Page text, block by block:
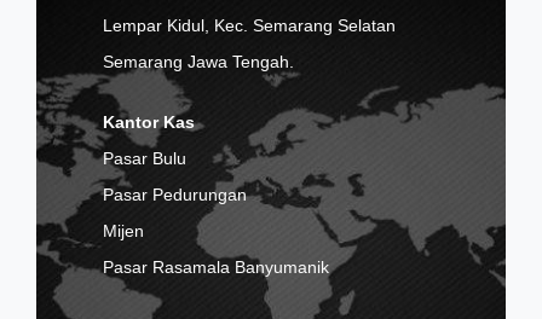
Lempar Kidul, Kec. Semarang Selatan
Semarang Jawa Tengah.
Kantor Kas
Pasar Bulu
Pasar Pedurungan
Mijen
Pasar Rasamala Banyumanik